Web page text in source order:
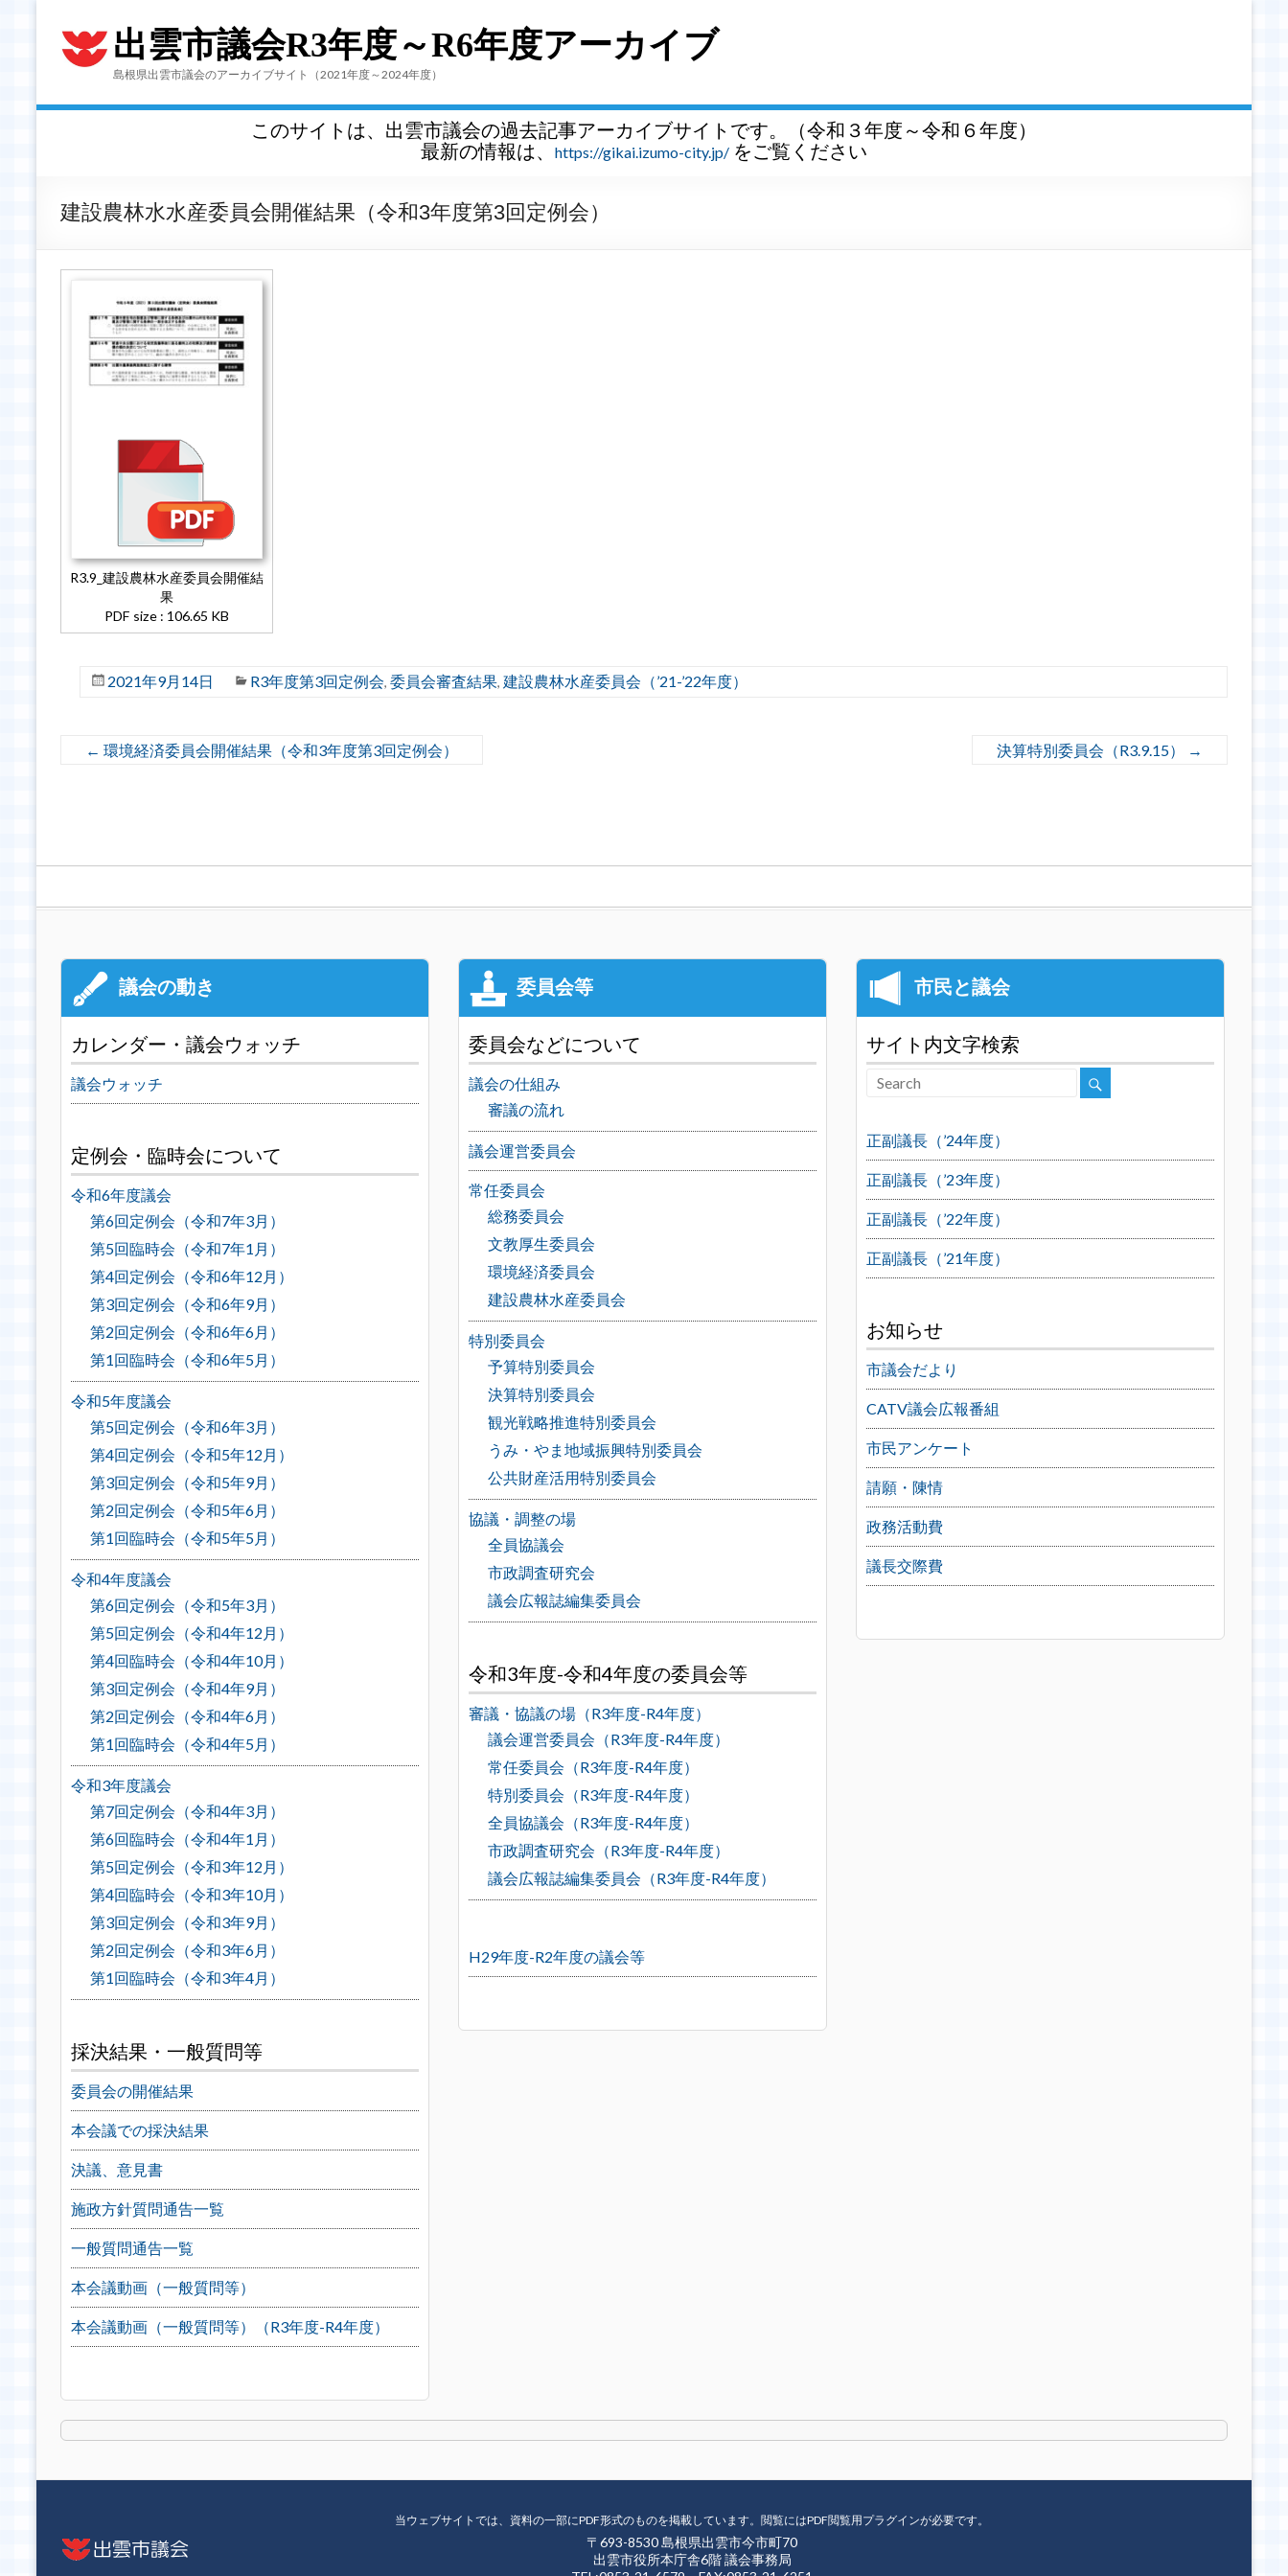
出雲市議会R3年度～R6年度アーカイブ
島根県出雲市議会のアーカイブサイト（2021年度～2024年度）
このサイトは、出雲市議会の過去記事アーカイブサイトです。（令和３年度～令和６年度）
最新の情報は、
https://gikai.izumo-city.jp/ をご覧ください
建設農林水水産委員会開催結果（令和3年度第3回定例会）
R3.9_建設農林水産委員会開催結
果
PDF size : 106.65 KB
2021年9月14日 R3年度第3回定例会, 委員会審査結果, 建設農林水産委員会（’21-’22年度）
← 環境経済委員会開催結果（令和3年度第3回定例会） 決算特別委員会（R3.9.15） →
カレンダー・議会ウォッチ
議会ウォッチ
定例会・臨時会について
令和6年度議会
第6回定例会（令和7年3月）
第5回臨時会（令和7年1月）
第4回定例会（令和6年12月）
第3回定例会（令和6年9月）
第2回定例会（令和6年6月）
第1回臨時会（令和6年5月）
令和5年度議会
第5回定例会（令和6年3月）
第4回定例会（令和5年12月）
第3回定例会（令和5年9月）
第2回定例会（令和5年6月）
第1回臨時会（令和5年5月）
令和4年度議会
第6回定例会（令和5年3月）
第5回定例会（令和4年12月）
第4回臨時会（令和4年10月）
第3回定例会（令和4年9月）
第2回定例会（令和4年6月）
第1回臨時会（令和4年5月）
令和3年度議会
第7回定例会（令和4年3月）
第6回臨時会（令和4年1月）
第5回定例会（令和3年12月）
第4回臨時会（令和3年10月）
第3回定例会（令和3年9月）
第2回定例会（令和3年6月）
第1回臨時会（令和3年4月）
採決結果・一般質問等
委員会の開催結果
本会議での採決結果
決議、意見書
施政方針質問通告一覧
一般質問通告一覧
本会議動画（一般質問等）
本会議動画（一般質問等）（R3年度-R4年度）
委員会などについて
議会の仕組み
審議の流れ
議会運営委員会
常任委員会
総務委員会
文教厚生委員会
環境経済委員会
建設農林水産委員会
特別委員会
予算特別委員会
決算特別委員会
観光戦略推進特別委員会
うみ・やま地域振興特別委員会
公共財産活用特別委員会
協議・調整の場
全員協議会
市政調査研究会
議会広報誌編集委員会
令和3年度-令和4年度の委員会等
審議・協議の場（R3年度-R4年度）
議会運営委員会（R3年度-R4年度）
常任委員会（R3年度-R4年度）
特別委員会（R3年度-R4年度）
全員協議会（R3年度-R4年度）
市政調査研究会（R3年度-R4年度）
議会広報誌編集委員会（R3年度-R4年度）
H29年度-R2年度の議会等
サイト内文字検索
正副議長（’24年度）
正副議長（’23年度）
正副議長（’22年度）
正副議長（’21年度）
お知らせ
市議会だより
CATV議会広報番組
市民アンケート
請願・陳情
政務活動費
議長交際費
当ウェブサイトでは、資料の一部にPDF形式のものを掲載しています。閲覧にはPDF閲覧用プラグインが必要です。
〒693-8530 島根県出雲市今市町70
出雲市役所本庁舎6階 議会事務局